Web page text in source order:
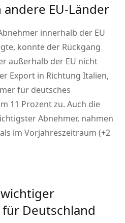
EU-Länder
innerhalb der EU
konnte der Rückgang
außerhalb der EU nicht
Export in Richtung Italien,
für deutsches
11 Prozent zu. Auch die
Abnehmer, nahmen
im Vorjahreszeitraum (+2
Deutschland